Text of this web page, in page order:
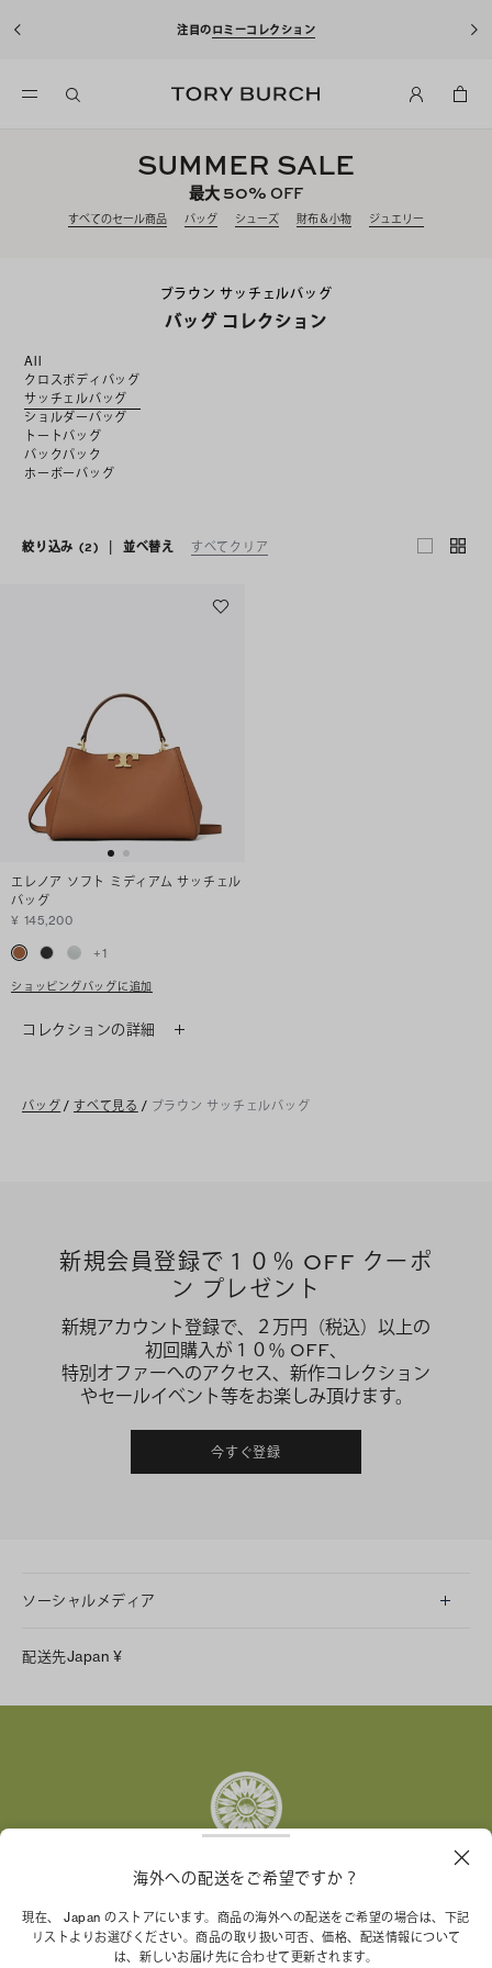
注目のロミーコレクション
SUMMER SALE
最大50% OFF
すべてのセール商品 バッグ シューズ 財布＆小物 ジュエリー
ブラウン サッチェルバッグ
バッグ コレクション
All
クロスボディバッグ
サッチェルバッグ
ショルダーバッグ
トートバッグ
バックパック
ホーボーバッグ
絞り込み (2) | 並べ替え すべてクリア
エレノア ソフト ミディアム サッチェル
バッグ
¥ 145,200
+1
ショッピングバッグに追加
コレクションの詳細
バッグ / すべて見る / ブラウン サッチェルバッグ
新規会員登録で１０％ OFF クーポ
ン プレゼント
新規アカウント登録で、２万円（税込）以上の
初回購入が１０％ OFF、
特別オファーへのアクセス、新作コレクション
やセールイベント等をお楽しみ頂けます。
今すぐ登録
ソーシャルメディア
Facebook
配送先Japan ¥
トリー バーチ財団は、女性起業家が持続可能な企業を築
くことを支援しています。
海外への配送をご希望ですか？
現在、 Japan のストアにいます。商品の海外への配送をご希望の場合は、下記
リストよりお選びください。商品の取り扱い可否、価格、配送情報について
は、新しいお届け先に合わせて更新されます。